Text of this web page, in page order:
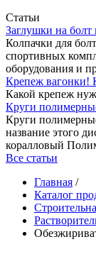
Статьи
Заглушки на болт
Колпачки для
спортивных
оборудования и
Крепеж вагонки!
Какой крепеж
Круги
Круги
название этого
коралловый
Все статьи
Главная /
Каталог